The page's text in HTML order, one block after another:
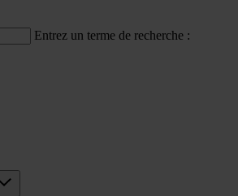
Entrez un terme de recherche :